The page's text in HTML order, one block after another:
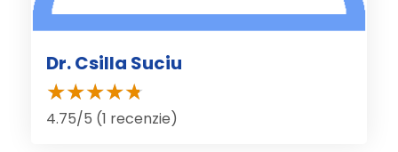
Dr. Csilla Suciu
4.75/5 (1 recenzie)